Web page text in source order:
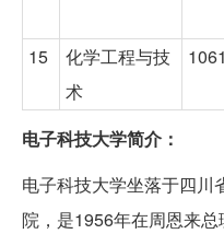
15
化学工程与技
术
电子科技大学简介：
电子科技大学坐落于四川
院，是1956年在周恩来